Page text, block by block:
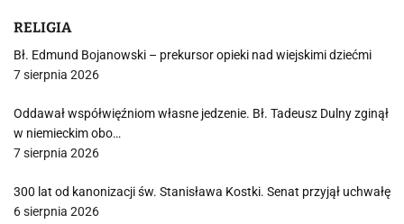
RELIGIA
Bł. Edmund Bojanowski – prekursor opieki nad wiejskimi dziećmi
7 sierpnia 2026
Oddawał współwięźniom własne jedzenie. Bł. Tadeusz Dulny zginął
w niemieckim obo…
7 sierpnia 2026
300 lat od kanonizacji św. Stanisława Kostki. Senat przyjął uchwałę
6 sierpnia 2026